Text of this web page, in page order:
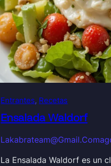
Entrantes, Recetas
Ensalada Waldorf
Lakabrateam@gmail.com
La Ensalada Waldorf es un